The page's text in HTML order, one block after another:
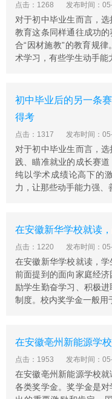
亳州汽车工业学校成
作的“中职学生 就业办
的校企合作育人机 制
泛开展跟岗实习、顶
细化管理、强化服务
就业工作新的增长点
都较为满意。
点击：1268 发布时间：
对于初中毕业生而言，
教育这条同样通往成功
合“因材施教”的教育规
术学习，有些学生动手能
初中毕业后的另一条
得考
点击：1317 发布时间：
对于初中毕业生而言，
践、瞄准就业的成长赛
纯以学术成绩论高下的
力，让那些动手能力强、
在安徽新华学校就读
点击：1220 发布时间：
在安徽新华学校就读，
前面提到的面向家庭经
励学生勤奋学习、积极
制度。校内奖学金一般用
在安徽亳州新能源学
点击：1953 发布时间：
在安徽亳州新能源学校
各类奖学金。奖学金是